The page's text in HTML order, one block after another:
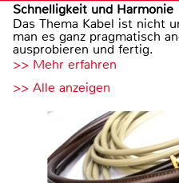
Schnelligkeit und Harmonie
Das Thema Kabel ist nicht
man es ganz pragmatisch
ausprobieren und fertig.
>> Mehr erfahren
>> Alle anzeigen